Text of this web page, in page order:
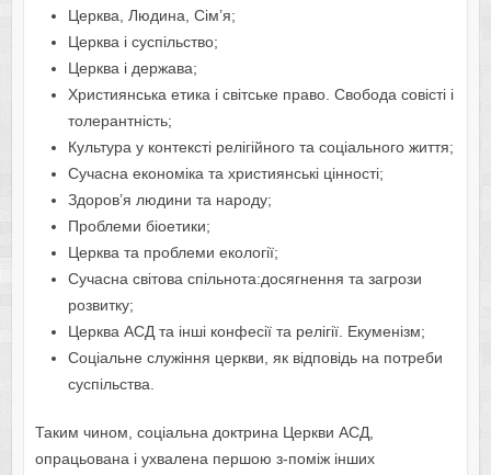
Церква, Людина, Сім’я;
Церква і суспільство;
Церква і держава;
Християнська етика і світське право. Свобода совісті і
толерантність;
Культура у контексті релігійного та соціального життя;
Сучасна економіка та християнські цінності;
Здоров’я людини та народу;
Проблеми біоетики;
Церква та проблеми екології;
Сучасна світова спільнота:досягнення та загрози
розвитку;
Церква АСД та інші конфесії та релігії. Екуменізм;
Соціальне служіння церкви, як відповідь на потреби
суспільства.
Таким чином, соціальна доктрина Церкви АСД,
опрацьована і ухвалена першою з-поміж інших